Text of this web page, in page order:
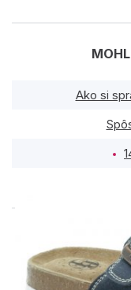
Ako si